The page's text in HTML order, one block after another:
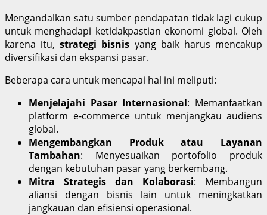
Mengandalkan satu sumber pendapatan tidak lagi cukup
untuk menghadapi ketidakpastian ekonomi global. Oleh
karena itu,strategi bisnis yang baik harus mencakup
diversifikasi dan ekspansi pasar.
Beberapa cara untuk mencapai hal ini meliputi:
Menjelajahi Pasar Internasional: Memanfaatkan
platform e-commerce untuk menjangkau audiens
global.
Mengembangkan Produk atau Layanan
Tambahan: Menyesuaikan portofolio produk
dengan kebutuhan pasar yang berkembang.
Mitra Strategis dan Kolaborasi: Membangun
aliansi dengan bisnis lain untuk meningkatkan
jangkauan dan efisiensi operasional.